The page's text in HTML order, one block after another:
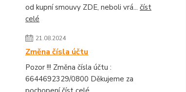
od kupní smouvy ZDE, neboli vrá... číst
celé
21.08.2024
Změna čísla účtu
Pozor !!! Změna čísla účtu :
6644692329/0800 Děkujeme za